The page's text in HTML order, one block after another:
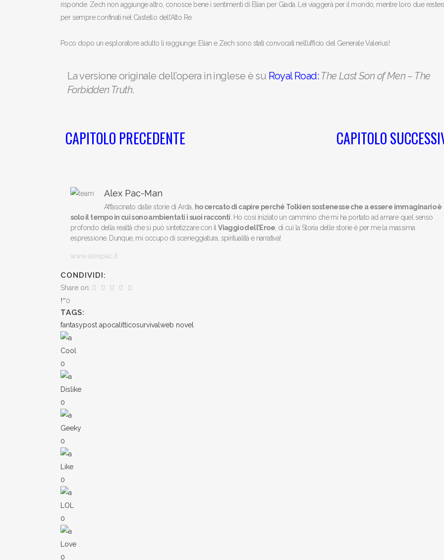
risponde. Zech non aggiunge altro, conosce bene i sentimenti di Elian per Giada. Lei viaggerà per il mondo, mentre loro due
per sempre confinati nel Castello dell’Alto Re.
Poco dopo un esploratore adulto li raggiunge: Elian e Zech sono stati convocati nell’ufficio del Generale Valerius!
La versione originale dell’opera in inglese è su Royal Road: The Last Son of Men – The
Forbidden Truth.
CAPITOLO PRECEDENTE CAPITOLO
Alex Pac-Man
Affascinato dalle storie di Arda,
ho cercato di capire perché Tolkien sostenesse che a essere immaginario è
solo il tempo in cui sono ambientati i suoi racconti . Ho così iniziato un cammino che mi ha portato ad amare quel senso
profondo della realtà che si può sintetizzare con ilViaggio dell’Eroe , di cui la Storia delle storie è per me la massima
espressione. Dunque, mi occupo di sceneggiatura, spiritualità e narrativa!
www.alexpac.it
CONDIVIDI:
Share on:
0
TAGS:
fantasypost apocalitticosurvival web novel
Cool
0
Dislike
0
Geeky
0
Like
0
LOL
0
Love
0